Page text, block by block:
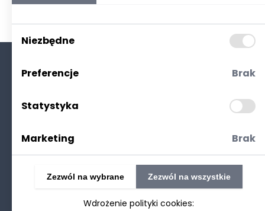
Polityka prywatności
©2025 Realizacjastrony www: Technetium.pl
Niezbędne
Preferencje Brak
Statystyka
Marketing Brak
Wdrożenie polityki cookies:
Zezwól na wybrane Zezwól na wszystkie